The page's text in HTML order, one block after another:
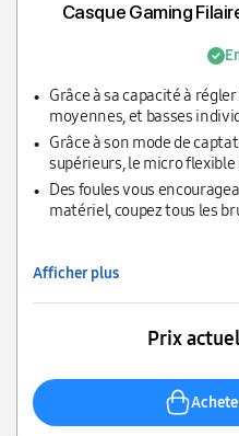
Casque Gaming
Grâce à sa capacité à
moyennes, et basses
design breveté simule 3
clair avec des aigus plus
puissantes, sans oublier
vibrantes.
Grâce à son mode de
supérieurs, le micro
fournit une obstruction
ouverte ce qui permet au
Des foules vous
matériel, coupez tous les
coussinets moelleux ne
Afficher plus
Prix